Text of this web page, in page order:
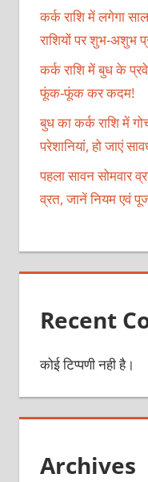
कर्क राशि में लगेगा
राशियों पर शुभ-अशुभ
कर्क राशि में बुध के
फूंक-फूंक कर कदम!
बुध का कर्क राशि में
परेशानियां, हो जाएं
पहला सावन सोमवार
व्रत, जानें नियम एवं
Recent
कोई टिप्पणी नही है।
Archives